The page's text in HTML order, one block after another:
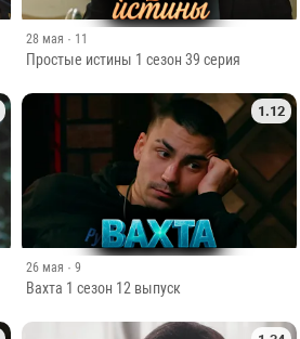
28 мая · 11
Простые истины 1 сезон 39 серия
1.12
26 мая · 9
Вахта 1 сезон 12 выпуск